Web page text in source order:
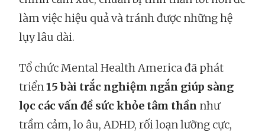
làm việc hiệu quả và tránh được những hệ
lụy lâu dài.
Tổ chức Mental Health America đã phát
triển15 bài trắc nghiệm ngắn giúp sàng
lọc các vấn đề sức khỏe tâm thần như
trầm cảm, lo âu, ADHD, rối loạn lưỡng cực,